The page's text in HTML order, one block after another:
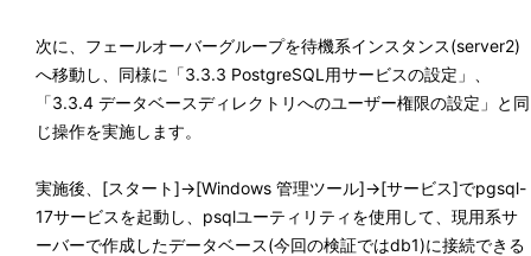
次に、フェールオーバーグループを待機系インスタンス(server2)
へ移動し、同様に「3.3.3 PostgreSQL用サービスの設定」、
「3.3.4 データベースディレクトリへのユーザー権限の設定」と同
じ操作を実施します。
実施後、[スタート]→[Windows 管理ツール]→[サービス]でpgsql-
17サービスを起動し、psqlユーティリティを使用して、現用系サ
ーバーで作成したデータベース(今回の検証ではdb1)に接続できる